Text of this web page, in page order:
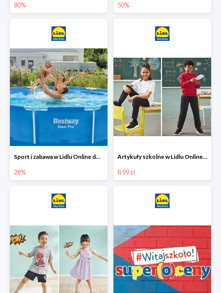
80% 50%
Sport i zabawa w Lidlu Online do -28%
28%
Artykuły szkolne w Lidlu Online od 8,99 zł
8.99 zł